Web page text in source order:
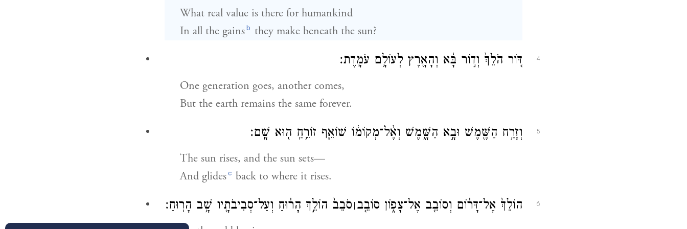
What real value is there for humankind
In all the gainsb they make beneath the sun?
4 דּ֤וֹר הֹלֵךְ֙ וְד֣וֹר בָּ֔א וְהָאָ֖רֶץ לְעוֹלָ֥ם עֹמָֽדֶת׃
One generation goes, another comes,
But the earth remains the same forever.
5 וְזָרַ֥ח הַשֶּׁ֖מֶשׁ וּבָ֣א הַשָּׁ֑מֶשׁ וְאֶ֨ל־מְקוֹמ֔וֹ שׁוֹאֵ֛ף זוֹרֵ֥חַֽ ה֖וּא שָֽׁם׃
The sun rises, and the sun sets—
And glidesc back to where it rises.
6 הוֹלֵךְ֙ אֶל־דָּר֔וֹם וְסוֹבֵ֖ב אֶל־צָפ֑וֹן סוֹבֵ֤ב׀סֹבֵב֙ הוֹלֵ֣ךְ הָר֔וּחַ וְעַל־סְבִיבֹתָ֖יו שָׁ֥ב הָרֽוּחַ׃